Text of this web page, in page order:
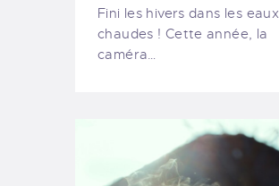
Fini les hivers dans les eaux
chaudes ! Cette année, la
caméra…